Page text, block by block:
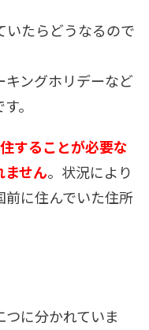
いたらどうなるので
ングホリデーなど
。
することが必要な
せん。状況により
に住んでいた住所
に分かれていま